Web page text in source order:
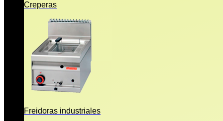
Creperas
Freidoras industriales